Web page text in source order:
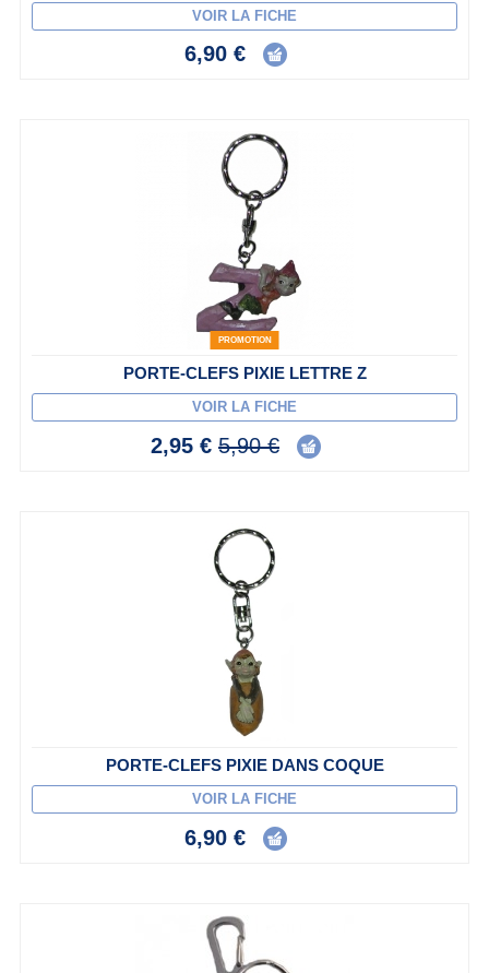
VOIR LA FICHE
6,90 €
PROMOTION
PORTE-CLEFS PIXIE LETTRE Z
VOIR LA FICHE
2,95 € 5,90 €
PORTE-CLEFS PIXIE DANS COQUE
VOIR LA FICHE
6,90 €